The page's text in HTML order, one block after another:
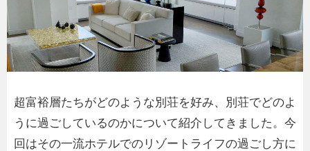
超富裕層たちがどのような別荘を好み、別荘でどのよ
うに過ごしているのかについて紹介してきました。今
回はその一流ホテルでのリゾートライフの過ごし方に